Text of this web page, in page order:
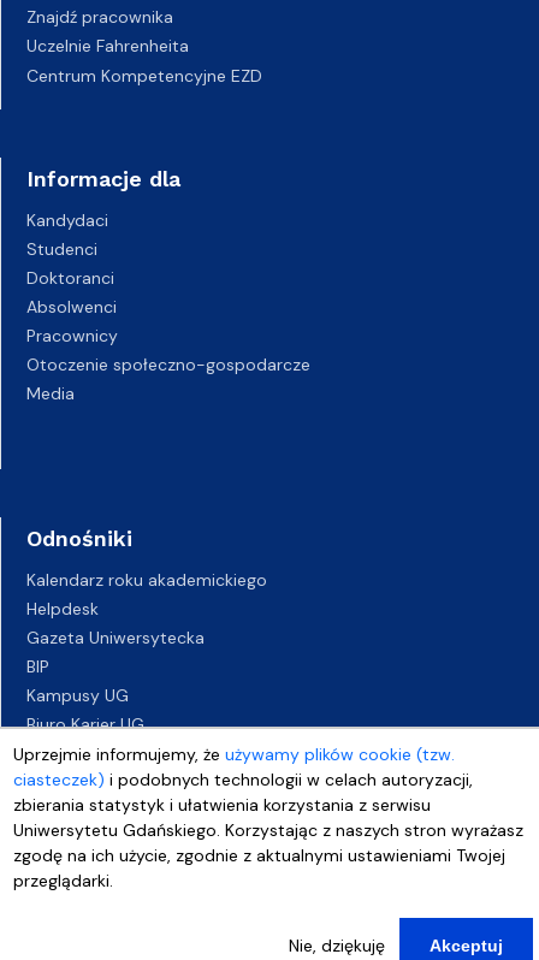
Uprzejmie informujemy, żeużywamy plików cookie (tzw.
ciasteczek) i podobnych technologii w celach autoryzacji,
zbierania statystyk i ułatwienia korzystania z serwisu
Uniwersytetu Gdańskiego. Korzystając z naszych stron wyrażasz
zgodę na ich użycie, zgodnie z aktualnymi ustawieniami Twojej
przeglądarki.
Nie, dziękuję Akceptuj
Znajdź pracownika
Uczelnie Fahrenheita
Centrum Kompetencyjne EZD
Informacje dla
Kandydaci
Studenci
Doktoranci
Absolwenci
Pracownicy
Otoczenie społeczno-gospodarcze
Media
Odnośniki
Kalendarz roku akademickiego
Helpdesk
Gazeta Uniwersytecka
BIP
Kampusy UG
Biuro Karier UG
Oferty pracy
Deklaracja dostępności